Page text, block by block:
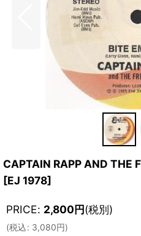
CAPTAIN RAPP AND THE
[EJ 1978]
PRICE: 2,800円(税別)
(税込: 3,080円)